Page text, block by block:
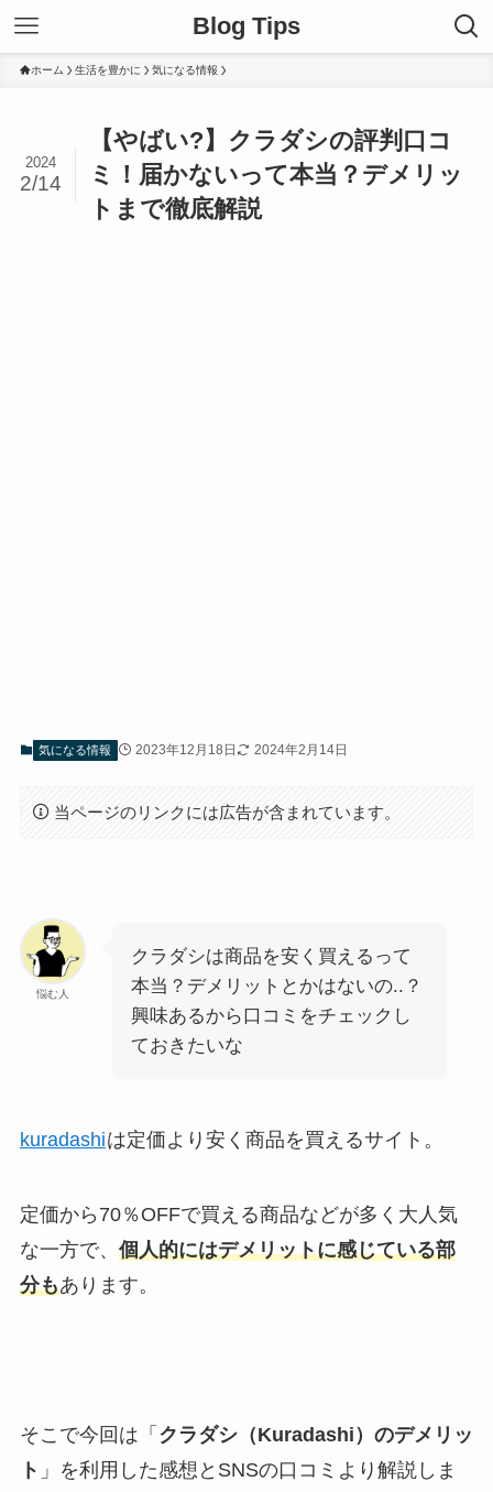
Blog Tips
ホーム 生活を豊かに 気になる情報
【やばい?】クラダシの評判口コ
ミ！届かないって本当？デメリッ
トまで徹底解説
2024
2/14
気になる情報 2023年12月18日 2024年2月14日
当ページのリンクには広告が含まれています。
悩む人
クラダシは商品を安く買えるって
本当？デメリットとかはないの..？
興味あるから口コミをチェックし
ておきたいな
kuradashiは定価より安く商品を買えるサイト。
定価から70％OFFで買える商品などが多く大人気
な一方で、 個人的にはデメリットに感じている部
分もあります。
そこで今回は「 クラダシ（Kuradashi）のデメリッ
ト 」を利用した感想とSNSの口コミより解説しま